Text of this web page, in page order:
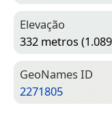
Elevação
332 metros
Geo­Names ID
2271805